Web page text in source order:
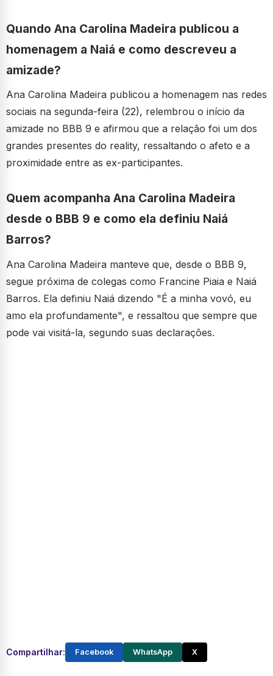
Quando Ana Carolina Madeira publicou a
homenagem a Naiá e como descreveu a
amizade?
Ana Carolina Madeira publicou a homenagem nas redes
sociais na segunda-feira (22), relembrou o início da
amizade no BBB 9 e afirmou que a relação foi um dos
grandes presentes do reality, ressaltando o afeto e a
proximidade entre as ex-participantes.
Quem acompanha Ana Carolina Madeira
desde o BBB 9 e como ela definiu Naiá
Barros?
Ana Carolina Madeira manteve que, desde o BBB 9,
segue próxima de colegas como Francine Piaia e Naiá
Barros. Ela definiu Naiá dizendo "É a minha vovó, eu
amo ela profundamente", e ressaltou que sempre que
pode vai visitá-la, segundo suas declarações.
Compartilhar: Facebook WhatsApp X